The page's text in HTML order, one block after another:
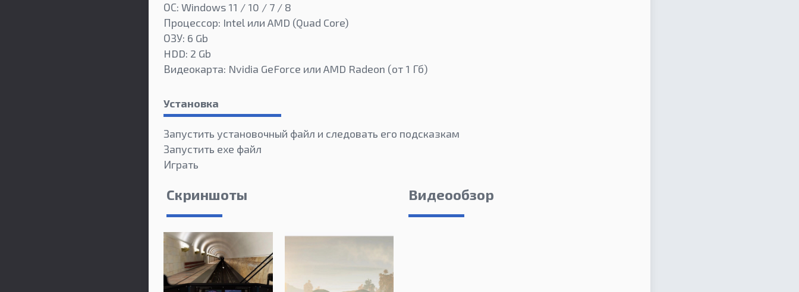
ОС: Windows 11 / 10 / 7 / 8
Процессор: Intel или AMD (Quad Core)
ОЗУ: 6 Gb
HDD: 2 Gb
Видеокарта: Nvidia GeForce или AMD Radeon (от 1 Гб)
Установка
Запустить установочный файл и следовать его подсказкам
Запустить exe файл
Играть
Скриншоты Видеообзор